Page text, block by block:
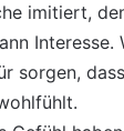
imitiert,
Interesse.
sorgen,